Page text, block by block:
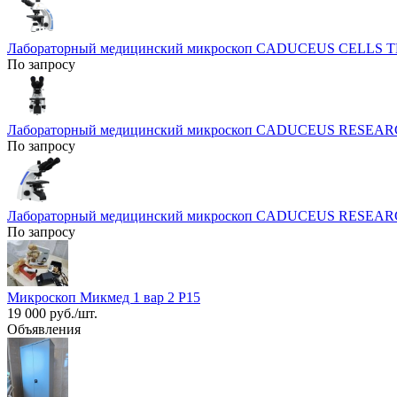
Лабораторный медицинский микроскоп CADUCEUS CELLS
По запросу
Лабораторный медицинский микроскоп CADUCEUS
По запросу
Лабораторный медицинский микроскоп CADUCEUS
По запросу
Микроскоп Микмед 1 вар 2 Р15
19 000 руб./шт.
Объявления